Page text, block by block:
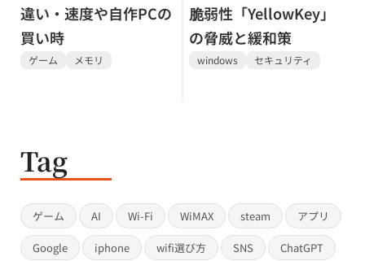
違い・速度や自作PCの
買い時
ゲーム メモリ
脆弱性「YellowKey」
の脅威と緩和策
windows セキュリティ
Tag
ゲーム AI Wi-Fi WiMAX steam アプリ
Google iphone wifi選び方 SNS ChatGPT